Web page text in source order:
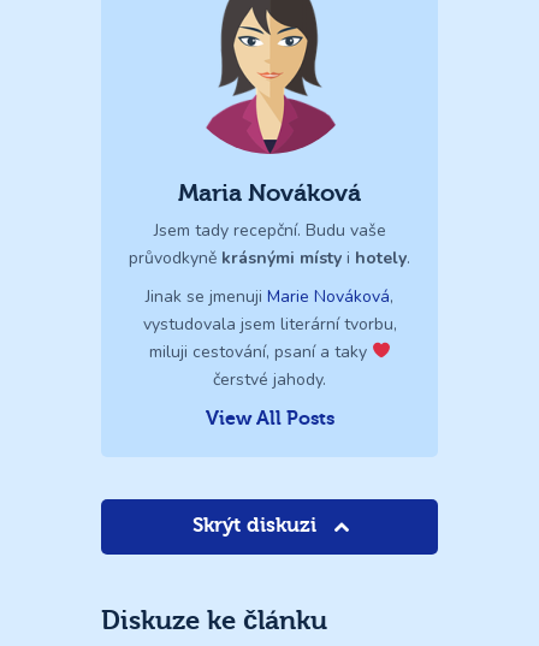
Maria Nováková
Jsem tady recepční. Budu vaše
průvodkyně krásnými místy i hotely.
Jinak se jmenuji Marie Nováková,
vystudovala jsem literární tvorbu,
miluji cestování, psaní a taky
čerstvé jahody.
View All Posts
Skrýt diskuzi
Diskuze ke článku